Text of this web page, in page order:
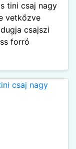
tini csaj nagy
vetkőzve
csajszi
forró